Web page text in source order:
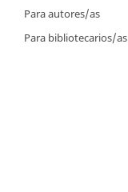
Para autores/as
Para bibliotecarios/as